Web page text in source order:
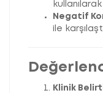
Negatif
ile
Klinik